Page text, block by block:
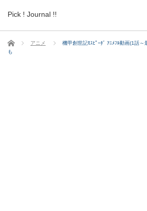
Pick ! Journal !!
ホーム アニメ
機甲創世記ﾓｽﾋﾟｰﾀﾞ ｱﾆﾒﾌﾙ動画(1話
も